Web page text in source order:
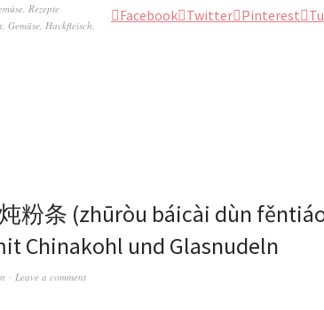
Facebook Twitter Pinterest
Rezepte
Gemüse Hackfleisch
粉条 (zhūròu báicài dùn
Chinakohl und Glasnudeln
Leave a comment